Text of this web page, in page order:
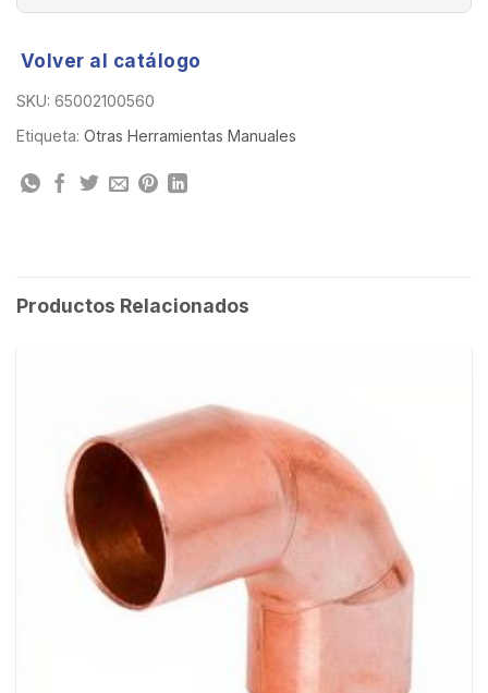
Volver al catálogo
SKU: 65002100560
Etiqueta: Otras Herramientas Manuales
Productos Relacionados